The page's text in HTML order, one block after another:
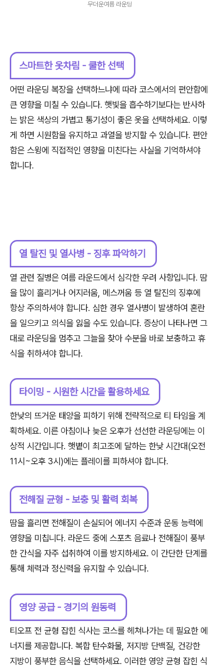
무더운여름 라운딩
스마트한 옷차림 - 쿨한 선택
어떤 라운딩 복장을 선택하느냐에 따라 코스에서의 편안함에
큰 영향을 미칠 수 있습니다. 햇빛을 흡수하기보다는 반사하
는 밝은 색상의 가볍고 통기성이 좋은 옷을 선택하세요. 이렇
게 하면 시원함을 유지하고 과열을 방지할 수 있습니다. 편안
함은 스윙에 직접적인 영향을 미친다는 사실을 기억하셔야
합니다.
열 탈진 및 열사병 - 징후 파악하기
열 관련 질병은 여름 라운드에서 심각한 우려 사항입니다. 땀
을 많이 흘리거나 어지러움, 메스꺼움 등 열 탈진의 징후에
항상 주의하셔야 합니다. 심한 경우 열사병이 발생하여 혼란
을 일으키고 의식을 잃을 수도 있습니다. 증상이 나타나면 그
대로 라운딩을 멈추고 그늘을 찾아 수분을 바로 보충하고 휴
식을 취하셔야 합니다.
타이밍 - 시원한 시간을 활용하세요
한낮의 뜨거운 태양을 피하기 위해 전략적으로 티 타임을 계
획하세요. 이른 아침이나 늦은 오후가 선선한 라운딩에는 이
상적 시간입니다. 햇볕이 최고조에 달하는 한낮 시간대(오전
11시~오후 3시)에는 플레이를 피하셔야 합니다.
전해질 균형 - 보충 및 활력 회복
땀을 흘리면 전해질이 손실되어 에너지 수준과 운동 능력에
영향을 미칩니다. 라운드 중에 스포츠 음료나 전해질이 풍부
한 간식을 자주 섭취하여 이를 방지하세요. 이 간단한 단계를
통해 체력과 정신력을 유지할 수 있습니다.
영양 공급 - 경기의 원동력
티오프 전 균형 잡힌 식사는 코스를 헤쳐나가는 데 필요한 에
너지를 제공합니다. 복합 탄수화물, 저지방 단백질, 건강한
지방이 풍부한 음식을 선택하세요. 이러한 영양 균형 잡힌 식